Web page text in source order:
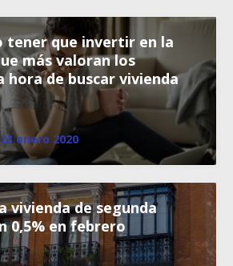
tener que invertir en la
más valoran los
hora de buscar vivienda
23 enero 2020
vivienda de segunda
0,5% en febrero